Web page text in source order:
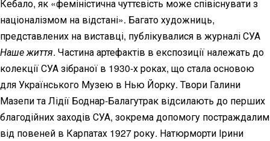
Кебало, як «феміністична чуттєвість може співіснувати з
націоналізмом на відстані». Багато художниць,
представлених на виставці, публікувалися в журналі СУА
Наше життя. Частина артефактів в експозиції належать до
колекції СУА зібраної в 1930-х роках, що стала основою
для Українського Музею в Нью Йорку. Твори Галини
Мазепи та Лідії Боднар-Балагутрак відсилають до перших
благодійних заходів СУА, зокрема допомогу постраждалим
від повеней в Карпатах 1927 року. Натюрморти Ірини